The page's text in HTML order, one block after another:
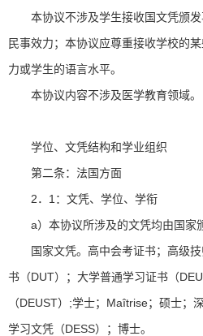
本协议不涉及学生接收国文凭颁发
民事效力；本协议应尊重接收学校的
力或学生的语言水平。
本协议内容不涉及医学教育领域。
学位、文凭结构和学业组织
第二条：法国方面
2．1：文凭、学位、学衔
a）本协议所涉及的文凭均由国家颁
国家文凭。高中会考证书；高级技
书（DUT）；大学普通学习证书（
（DEUST）;学士；Maîtrise；硕士；
学习文凭（DESS）；博士。